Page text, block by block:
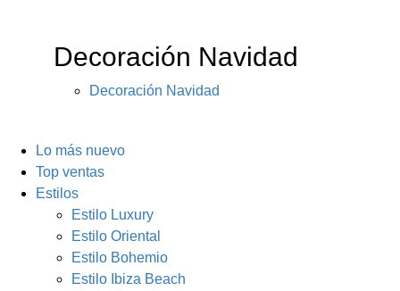
Decoración Navidad
Decoración Navidad
Lo más nuevo
Top ventas
Estilos
Estilo Luxury
Estilo Oriental
Estilo Bohemio
Estilo Ibiza Beach